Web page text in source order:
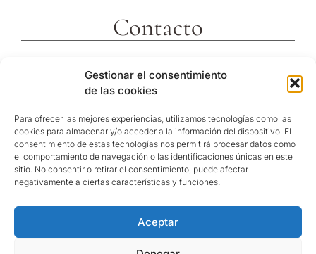
Gestionar el consentimiento
de las cookies
Para ofrecer las mejores experiencias, utilizamos tecnologías como las
cookies para almacenar y/o acceder a la información del dispositivo. El
consentimiento de estas tecnologías nos permitirá procesar datos como
el comportamiento de navegación o las identificaciones únicas en este
sitio. No consentir o retirar el consentimiento, puede afectar
negativamente a ciertas características y funciones.
Aceptar
Contacto
43592 Xerta
Tarragona (España)
Telf. +34 977473810
Coordenadas GPS:
40º 54′ 31″ N / 0º 29′ 26″ E
reservas@hotelvillaretiro.com
© Hotel Villa Retiro | Política de privacitat
Política de cookies